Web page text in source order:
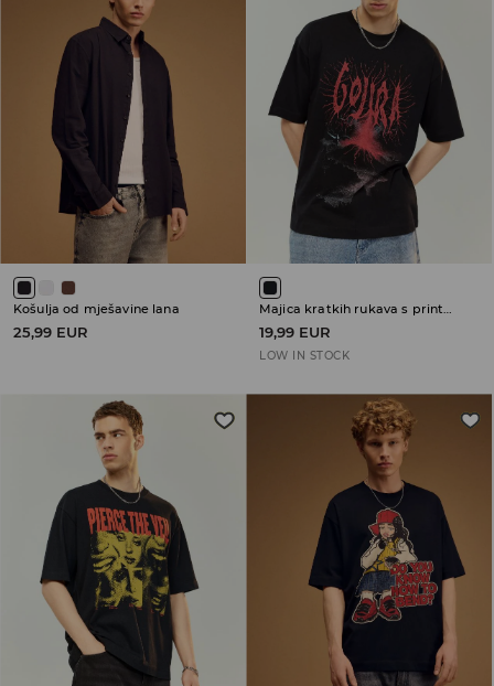
Košulja od mješavine lana
25,99 EUR
Majica kratkih rukava s printom Gojira
19,99 EUR
LOW IN STOCK